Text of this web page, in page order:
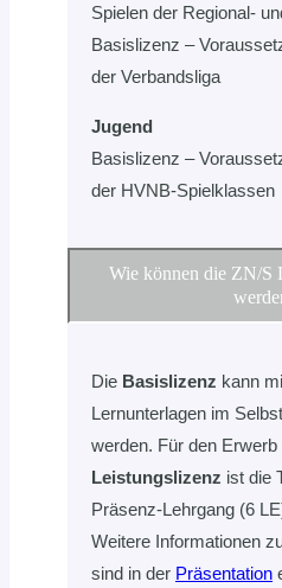
Spielen der Regional-
Basislizenz –
der Verbandsliga
Jugend
Basislizenz –
der HVNB-Spielklassen
Wie können die ZN/S
Die Basislizenz kann
Lernunterlagen im
werden. Für den Erwerb
Leistungslizenz ist die
Präsenz-Lehrgang (6
Weitere Informationen
sind in der Präsentation